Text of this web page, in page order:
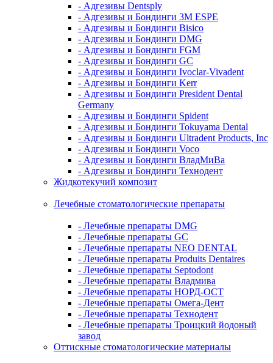
- Адгезивы Dentsply
- Адгезивы и Бондинги 3M ESPE
- Адгезивы и Бондинги Bisico
- Адгезивы и Бондинги DMG
- Адгезивы и Бондинги FGM
- Адгезивы и Бондинги GC
- Адгезивы и Бондинги Ivoclar-Vivadent
- Адгезивы и Бондинги Kerr
- Адгезивы и Бондинги President Dental
Germany
- Адгезивы и Бондинги Spident
- Адгезивы и Бондинги Tokuyama Dental
- Адгезивы и Бондинги Ultradent Products, Inc
- Адгезивы и Бондинги Voco
- Адгезивы и Бондинги ВладМиВа
- Адгезивы и Бондинги Технодент
Жидкотекучий композит
Лечебные стоматологические препараты
- Лечебные препараты DMG
- Лечебные препараты GC
- Лечебные препараты NEO DENTAL
- Лечебные препараты Produits Dentaires
- Лечебные препараты Septodont
- Лечебные препараты Владмива
- Лечебные препараты НОРД-ОСТ
- Лечебные препараты Омега-Дент
- Лечебные препараты Технодент
- Лечебные препараты Троицкий йодоный
завод
Оттискные стоматологические материалы